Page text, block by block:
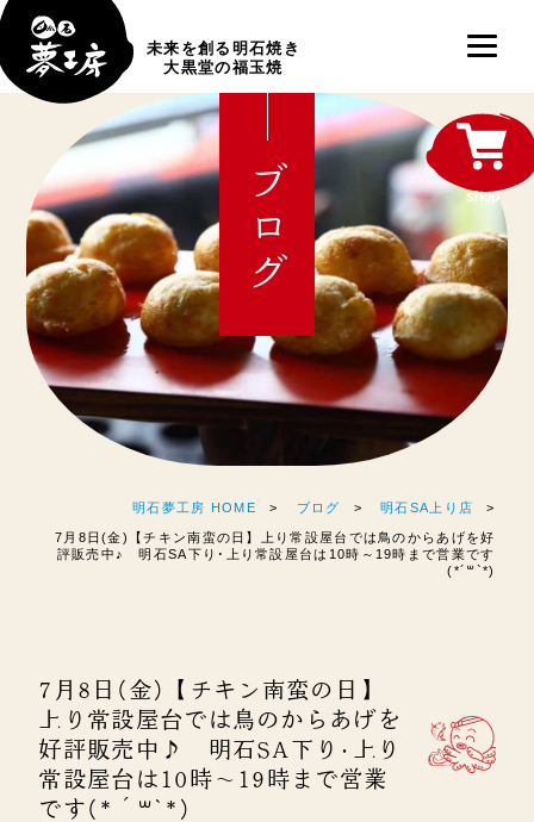
未来を創る明石焼き
大黒堂の福玉焼
ブログ
明石夢工房 HOME ブログ 明石SA上り店
7月8日(金)【チキン南蛮の日】上り常設屋台では鳥のからあげを好
評販売中♪ 明石SA下り･上り常設屋台は10時～19時まで営業です
(*´꒳`*)
7月8日(金)【チキン南蛮の日】
上り常設屋台では鳥のからあげを
好評販売中♪ 明石SA下り･上り
常設屋台は10時～19時まで営業
です(*´꒳`*)
shop